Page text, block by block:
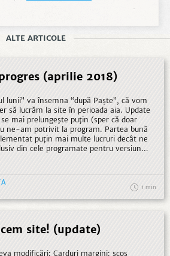
ALTE ARTICOLE
(aprilie 2018)
lunii” va însemna “după Paște”, că vom
să lucrăm la site în perioada aia. Update
mai prelungeşte puţin (sper că doar
ne-am potrivit la program. Partea bună
puţin mai multe lucruri decât ne
din cele programate pentru versiunea
1
site! (update)
Carduri margini: scos